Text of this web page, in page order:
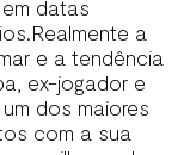
datas
a
e a tendência
ex-jogador e
dos maiores
com a sua